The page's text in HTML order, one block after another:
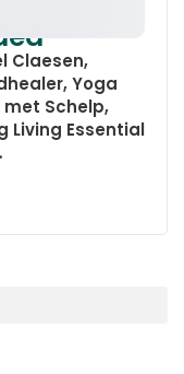
Claesen,
Yoga
met Schelp,
Living Essential